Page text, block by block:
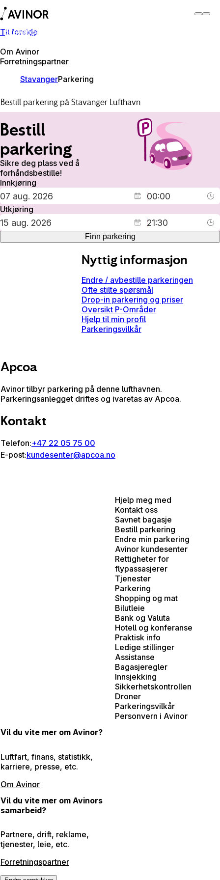
Til forside
Om Avinor
Forretningspartner
Stavanger lufthavn
StavangerParkering
Bestill parkering på Stavanger Lufthavn
Bestill
parkering
Sikre deg plass ved å
forhåndsbestille!
Innkjøring
Utkjøring
Finn parkering
Nyttig informasjon
Endre / avbestille parkeringen
Ofte stilte spørsmål
Drop-in parkering og priser
Oversikt P-Områder
Hjelp til min profil
Parkeringsvilkår
Apcoa
Avinor tilbyr parkering på denne lufthavnen.
Parkeringsanlegget driftes og ivaretas av Apcoa.
Kontakt
Telefon:+47 22 05 75 00
E-post:kundesenter@apcoa.no
Hjelp meg med
Kontakt oss
Savnet bagasje
Bestill parkering
Endre min parkering
Avinor kundesenter
Rettigheter for
flypassasjerer
Tjenester
Parkering
Shopping og mat
Bilutleie
Bank og Valuta
Hotell og konferanse
Praktisk info
Ledige stillinger
Assistanse
Bagasjeregler
Innsjekking
Sikkerhetskontrollen
Droner
Parkeringsvilkår
Personvern i Avinor
Vil du vite mer om Avinor?
Luftfart, finans, statistikk,
karriere, presse, etc.
Om Avinor
Vil du vite mer om Avinors
samarbeid?
Partnere, drift, reklame,
tjenester, leie, etc.
Forretningspartner